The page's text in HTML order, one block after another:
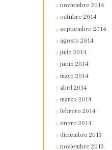
noviembre2014
octubre2014
septiembre2014
agosto2014
julio2014
junio2014
mayo2014
abril2014
marzo2014
febrero2014
enero2014
diciembre2013
noviembre2013